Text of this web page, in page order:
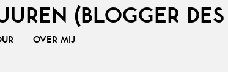
(BLOGGER
OVER MIJ